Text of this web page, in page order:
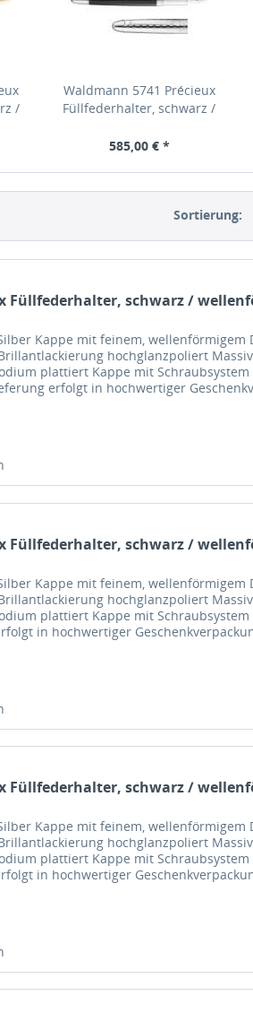
/
Waldmann 5741 Précieux
Füllfederhalter, schwarz /
Diamantschnitt Stahlfeder EF
585,00 € *
Sortierung:
Füllfederhalter, schwarz /
Kappe mit feinem,
hochglanzpoliert
plattiert Kappe mit
erfolgt in hochwertiger
Füllfederhalter, schwarz /
Kappe mit feinem,
hochglanzpoliert
plattiert Kappe mit
in hochwertiger
Füllfederhalter, schwarz /
Kappe mit feinem,
hochglanzpoliert
plattiert Kappe mit
in hochwertiger